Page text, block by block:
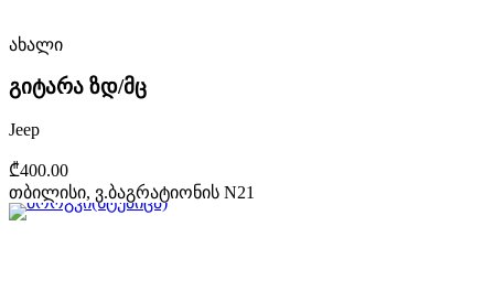
ახალი
გიტარა ზდ/მც
Jeep
₾400.00
თბილისი, ვ.ბაგრატიონის N21